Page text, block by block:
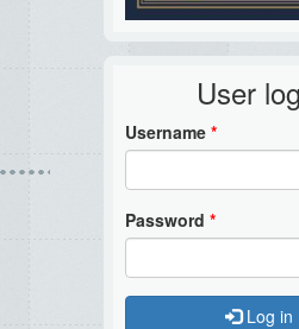
User
Username *
Password *
Log in